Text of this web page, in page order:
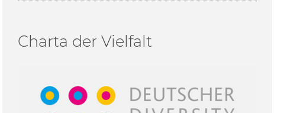
Charta der Vielfalt